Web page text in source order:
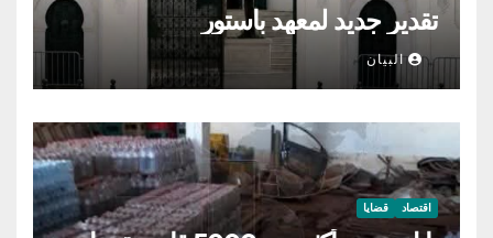
تقدير جديد لمعهد باستور
البيان
اقتصاد قضايا